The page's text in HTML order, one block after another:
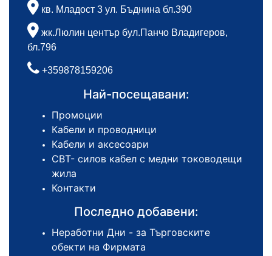
кв. Младост 3 ул. Бъднина бл.390
жк.Люлин център бул.Панчо Владигеров,
бл.796
+359878159206
Най-посещавани:
Промоции
Кабели и проводници
Кабели и аксесоари
СВТ- силов кабел с медни тоководещи
жила
Контакти
Последно добавени:
Неработни Дни - за Търговските
обекти на Фирмата